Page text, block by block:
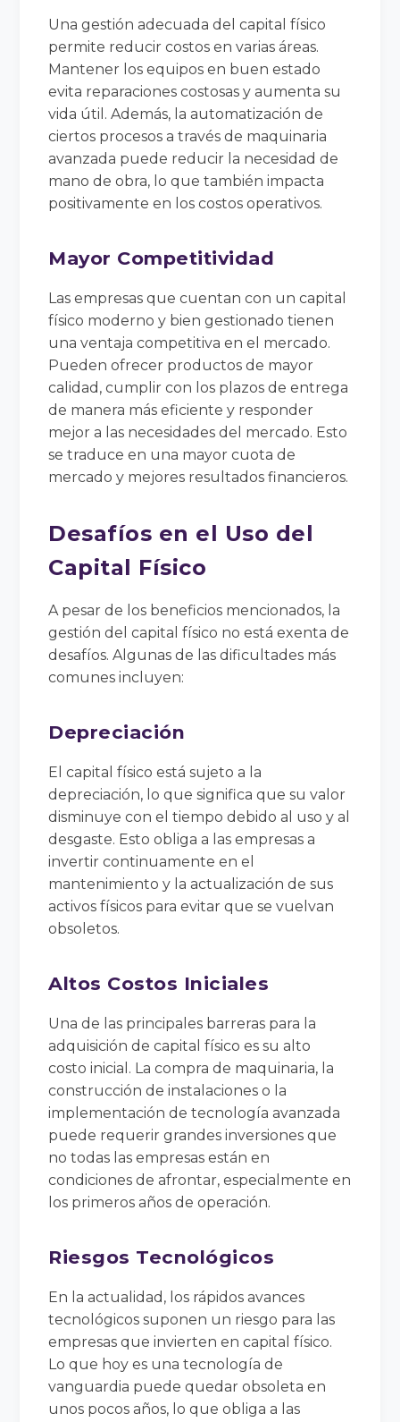
Una gestión adecuada del capital físico
permite reducir costos en varias áreas.
Mantener los equipos en buen estado
evita reparaciones costosas y aumenta su
vida útil. Además, la automatización de
ciertos procesos a través de maquinaria
avanzada puede reducir la necesidad de
mano de obra, lo que también impacta
positivamente en los costos operativos.
Mayor Competitividad
Las empresas que cuentan con un capital
físico moderno y bien gestionado tienen
una ventaja competitiva en el mercado.
Pueden ofrecer productos de mayor
calidad, cumplir con los plazos de entrega
de manera más eficiente y responder
mejor a las necesidades del mercado. Esto
se traduce en una mayor cuota de
mercado y mejores resultados financieros.
Desafíos en el Uso del
Capital Físico
A pesar de los beneficios mencionados, la
gestión del capital físico no está exenta de
desafíos. Algunas de las dificultades más
comunes incluyen:
Depreciación
El capital físico está sujeto a la
depreciación, lo que significa que su valor
disminuye con el tiempo debido al uso y al
desgaste. Esto obliga a las empresas a
invertir continuamente en el
mantenimiento y la actualización de sus
activos físicos para evitar que se vuelvan
obsoletos.
Altos Costos Iniciales
Una de las principales barreras para la
adquisición de capital físico es su alto
costo inicial. La compra de maquinaria, la
construcción de instalaciones o la
implementación de tecnología avanzada
puede requerir grandes inversiones que
no todas las empresas están en
condiciones de afrontar, especialmente en
los primeros años de operación.
Riesgos Tecnológicos
En la actualidad, los rápidos avances
tecnológicos suponen un riesgo para las
empresas que invierten en capital físico.
Lo que hoy es una tecnología de
vanguardia puede quedar obsoleta en
unos pocos años, lo que obliga a las